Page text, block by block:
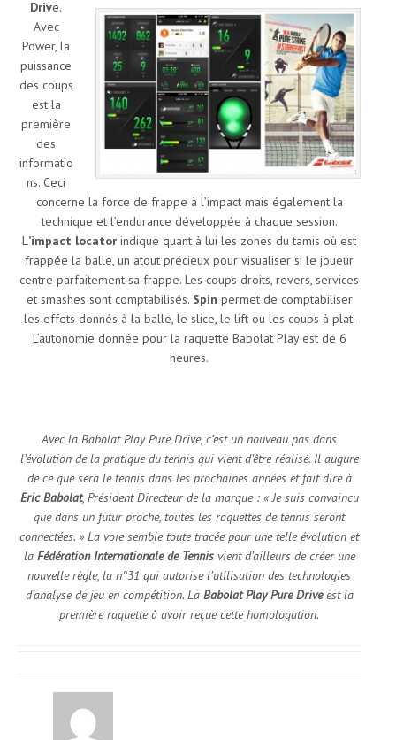
Drive.
Avec
Power, la
puissance
des coups
est la
première
des
informatio
ns. Ceci
concerne la force de frappe à l’impact mais également la
technique et l’endurance développée à chaque session.
L’impact locator indique quant à lui les zones du tamis où est
frappée la balle, un atout précieux pour visualiser si le joueur
centre parfaitement sa frappe. Les coups droits, revers, services
et smashes sont comptabilisés. Spin permet de comptabiliser
les effets donnés à la balle, le slice, le lift ou les coups à plat.
L’autonomie donnée pour la raquette Babolat Play est de 6
heures.
Avec la Babolat Play Pure Drive, c’est un nouveau pas dans
l’évolution de la pratique du tennis qui vient d’être réalisé. Il augure
de ce que sera le tennis dans les prochaines années et fait dire à
Eric Babolat, Président Directeur de la marque : « Je suis convaincu
que dans un futur proche, toutes les raquettes de tennis seront
connectées. » La voie semble toute tracée pour une telle évolution et
la Fédération Internationale de Tennisvient d’ailleurs de créer une
nouvelle règle, la n°31 qui autorise l’utilisation des technologies
d’analyse de jeu en compétition. La Babolat Play Pure Driveest la
première raquette à avoir reçue cette homologation.